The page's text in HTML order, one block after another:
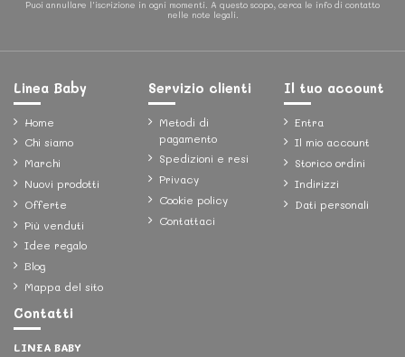
Puoi annullare l'iscrizione in ogni momenti. A questo scopo, cerca le info di contatto
nelle note legali.
Linea Baby
Home
Chi siamo
Marchi
Nuovi prodotti
Offerte
Più venduti
Idee regalo
Blog
Mappa del sito
Servizio clienti
Metodi di
pagamento
Spedizioni e resi
Privacy
Cookie policy
Contattaci
Il tuo account
Entra
Il mio account
Storico ordini
Indirizzi
Dati personali
Contatti
LINEA BABY